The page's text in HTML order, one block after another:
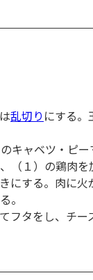
乱切り にする。
キャベツ・ピ
１）の鶏肉を
にする。肉に
。
タをし、チー